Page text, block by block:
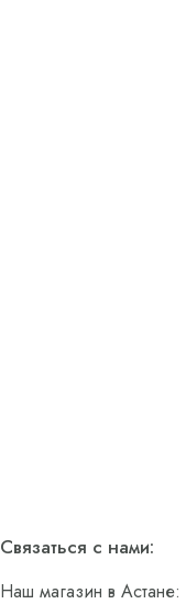
Связаться с нами:
Наш магазин в Астане: